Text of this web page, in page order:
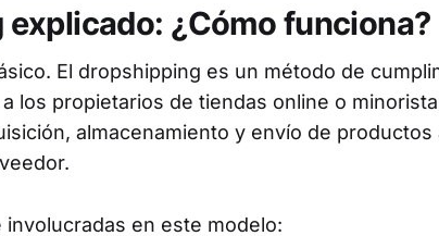
¿Cómo funciona?
El dropshipping es un método de
los propietarios de tiendas online o
almacenamiento y envío de productos
en este modelo: